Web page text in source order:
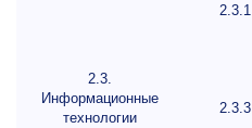
2.3.
Информационные
технологии
2.3.1
2.3.3